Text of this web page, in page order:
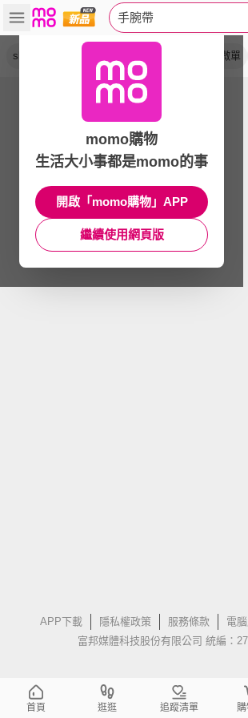
手腕帶
slim 微單
APP下載 隱私權政策 服務條款 電
富邦媒體科技股份有限公司 統編：
momo購物
生活大小事都是momo的事
開啟「momo購物」APP
繼續使用網頁版
首頁 逛逛 追蹤清單